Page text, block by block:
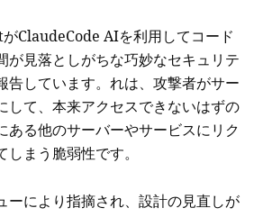
ClaudeCode AIを利用してコード
が見落としがちな巧妙なセキュリテ
告しています。れは、攻撃者がサー
して、本来アクセスできないはずの
ある他のサーバーやサービスにリク
まう脆弱性です。
ーにより指摘され、設計の見直しが